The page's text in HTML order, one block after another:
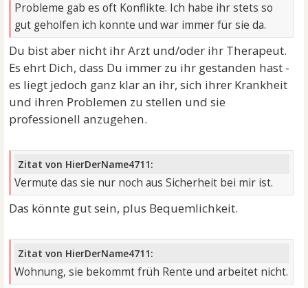
Probleme gab es oft Konflikte. Ich habe ihr stets so
gut geholfen ich konnte und war immer für sie da.
Du bist aber nicht ihr Arzt und/oder ihr Therapeut.
Es ehrt Dich, dass Du immer zu ihr gestanden hast -
es liegt jedoch ganz klar an ihr, sich ihrer Krankheit
und ihren Problemen zu stellen und sie
professionell anzugehen.
Zitat von HierDerName4711:
Vermute das sie nur noch aus Sicherheit bei mir ist.
Das könnte gut sein, plus Bequemlichkeit.
Zitat von HierDerName4711:
Wohnung, sie bekommt früh Rente und arbeitet nicht.